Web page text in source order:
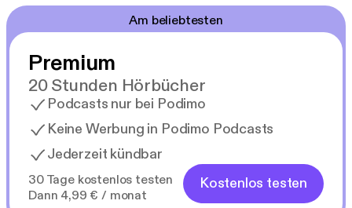
Am beliebtesten
Premium
20 Stunden Hörbücher
Podcasts nur bei Podimo
Keine Werbung in Podimo Podcasts
Jederzeit kündbar
30 Tage kostenlos testen
Dann 4,99 € / monat
Kostenlos testen